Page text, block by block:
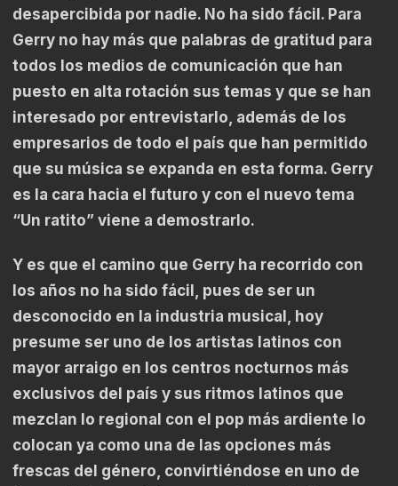
desapercibida por nadie. No ha sido fácil. Para
Gerry no hay más que palabras de gratitud para
todos los medios de comunicación que han
puesto en alta rotación sus temas y que se han
interesado por entrevistarlo, además de los
empresarios de todo el país que han permitido
que su música se expanda en esta forma. Gerry
es la cara hacia el futuro y con el nuevo tema
“Un ratito” viene a demostrarlo.
Y es que el camino que Gerry ha recorrido con
los años no ha sido fácil, pues de ser un
desconocido en la industria musical, hoy
presume ser uno de los artistas latinos con
mayor arraigo en los centros nocturnos más
exclusivos del país y sus ritmos latinos que
mezclan lo regional con el pop más ardiente lo
colocan ya como una de las opciones más
frescas del género, convirtiéndose en uno de